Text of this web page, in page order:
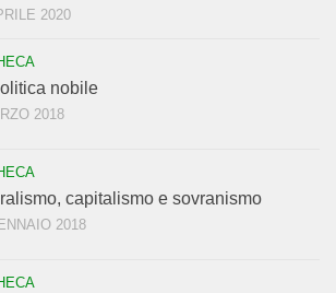
2020
nobile
2018
capitalismo e sovranismo
2018